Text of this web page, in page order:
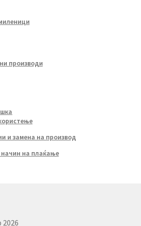
производи
и замена на производ
на плаќање